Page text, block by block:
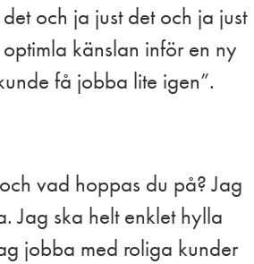
och ja just det och ja just
känslan inför en ny
få jobba lite igen”.
vad hoppas du på? Jag
Jag ska helt enklet hylla
jobba med roliga kunder